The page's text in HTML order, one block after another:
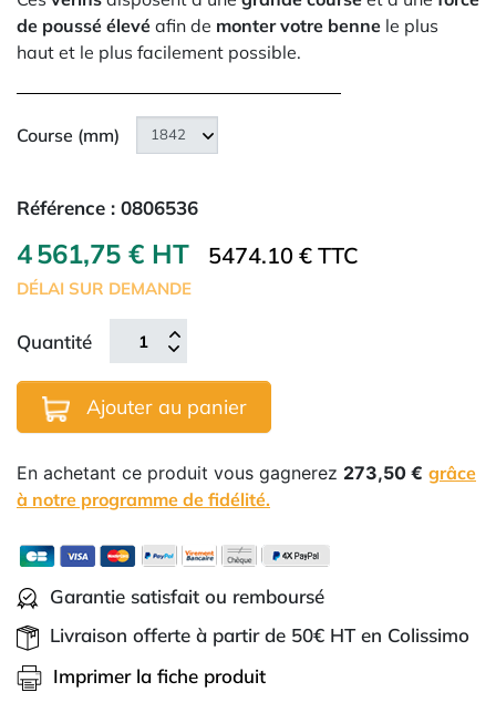
de poussé élevé afin de monter votre benne le plus
haut et le plus facilement possible.
Course (mm)
Référence : 0806536
4 561,75 € HT 5474.10 € TTC
DÉLAI SUR DEMANDE
Quantité
Ajouter au panier
En achetant ce produit vous gagnerez 273,50 € grâce
à notre programme de fidélité.
Garantie satisfait ou remboursé
Livraison offerte à partir de 50€ HT en Colissimo
Imprimer la fiche produit